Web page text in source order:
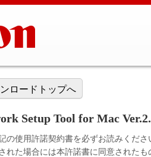
ロードトップへ
Setup Tool for Mac
の使用許諾契約書を必ずお読みくださ
れた場合には本許諾書に同意された